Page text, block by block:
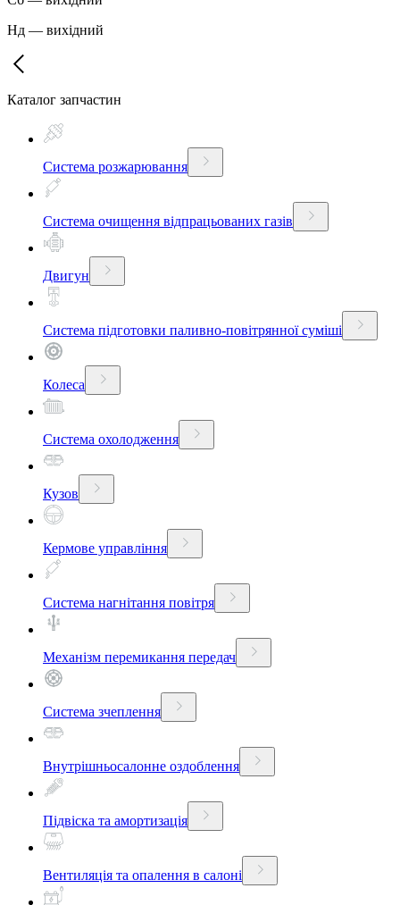
Нд — вихідний
Каталог запчастин
Система розжарювання
Система очищення відпрацьованих газів
Двигун
Система підготовки паливно-повітрянної суміші
Колеса
Система охолодження
Кузов
Кермове управління
Система нагнітання повітря
Механізм перемикання передач
Система зчеплення
Внутрішньосалонне оздоблення
Підвіска та амортизація
Вентиляція та опалення в салоні